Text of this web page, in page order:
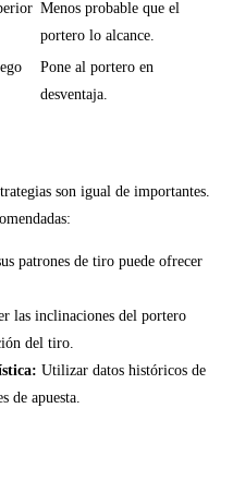
Menos probable que el
portero lo alcance.
Pone al portero en
desventaja.
son igual de importantes.
patrones de tiro puede ofrecer
las inclinaciones del portero
del tiro.
Utilizar datos históricos de
de apuesta.